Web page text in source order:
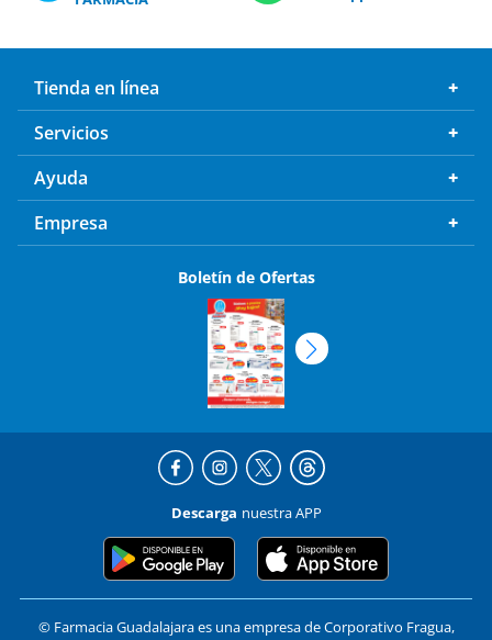
Tienda en línea
Servicios
Ayuda
Empresa
Boletín de Ofertas
Descarga nuestra APP
© Farmacia Guadalajara es una empresa de Corporativo Fragua,